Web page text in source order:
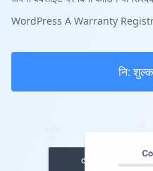
WordPress A Warranty
नि: